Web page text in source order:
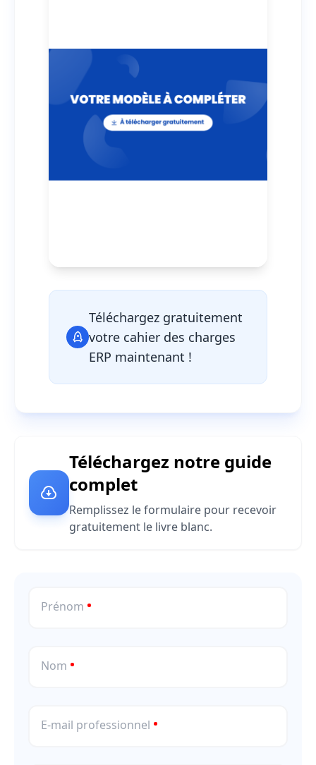
Téléchargez gratuitement
votre cahier des charges
ERP maintenant !
Téléchargez notre guide
complet
Remplissez le formulaire pour recevoir
gratuitement le livre blanc.
Prénom
Nom
E-mail professionnel